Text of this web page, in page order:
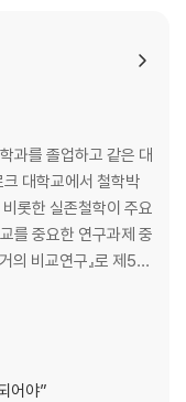
있다
과를 졸업하고 같은 대
대학교에서 철학박
롯한 실존철학이 주요
를 중요한 연구과제 중
의 비교연구』로 제5회
원효학술상, 2015년
년에 논문 「유식불
어야”